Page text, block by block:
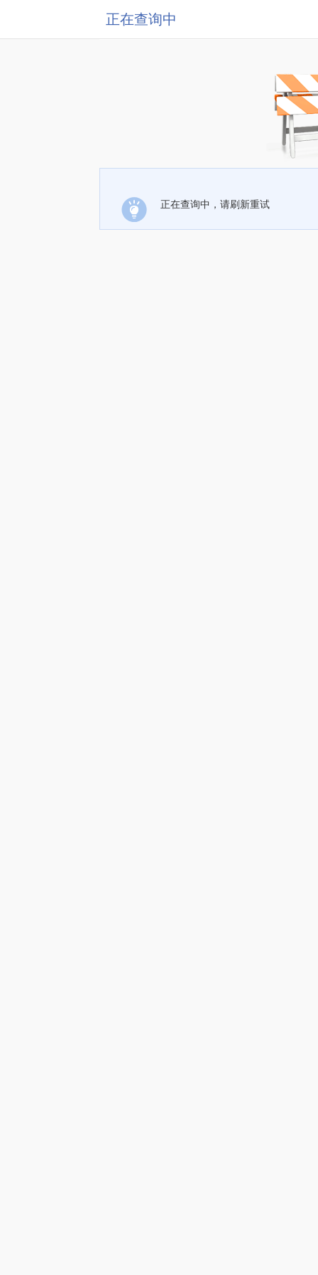
正在查询中
正在查询中，请刷新重试